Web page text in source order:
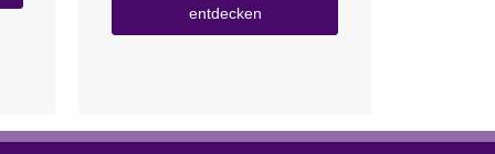
entdecken